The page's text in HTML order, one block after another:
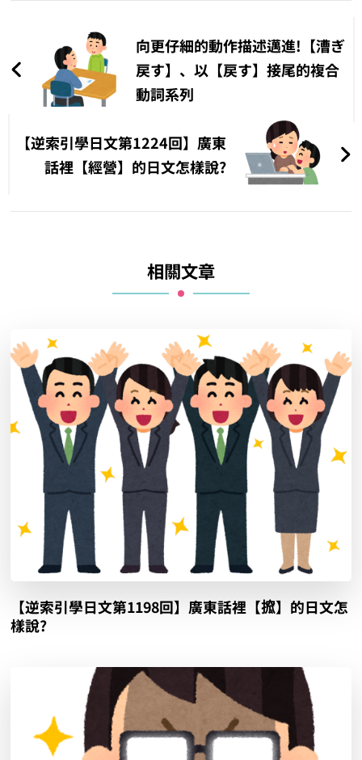
導
向更仔細的動作描述邁進!【漕ぎ
戻す】、以【戻す】接尾的複合
動詞系列
【逆索引學日文第1224回】廣東
話裡【經營】的日文怎樣說?
相關文章
【逆索引學日文第1198回】廣東話裡【搲】的日文怎
樣說?